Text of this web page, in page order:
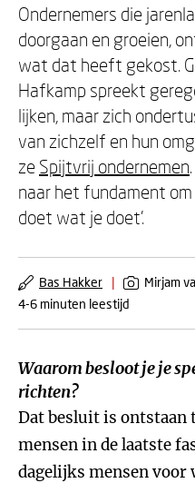
Ondernemers die
doorgaan en groeien,
wat dat heeft gekost.
Hafkamp spreekt
lijken, maar zich
van zichzelf en hun
ze Spijtvrij ondernemen
naar het fundament
doet wat je doet’.
Bas Hakker | Mirjam
4-6 minuten leestijd
Waarom besloot je je
richten?
Dat besluit is
mensen in de laatste
dagelijks mensen